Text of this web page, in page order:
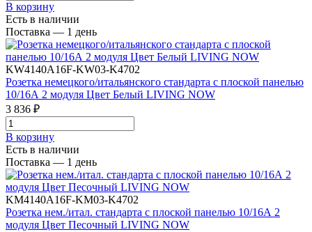
В корзинy
Есть в наличии
Поставка — 1 день
KW4140A16F-KW03-K4702
Розетка немецкого/итальянского стандарта с плоской панелью
10/16А 2 модуля Цвет Белый LIVING NOW
3 836 ₽
В корзинy
Есть в наличии
Поставка — 1 день
KM4140A16F-KM03-K4702
Розетка нем./итал. стандарта с плоской панелью 10/16А 2
модуля Цвет Песочный LIVING NOW